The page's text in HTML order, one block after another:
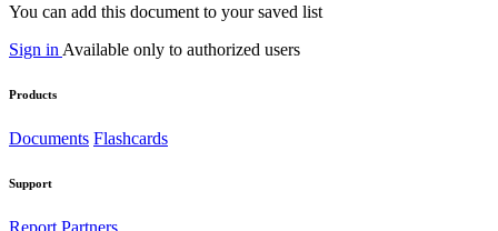
You can add this document to your saved list
Sign in Available only to authorized users
Products
Documents Flashcards
Support
Report Partners